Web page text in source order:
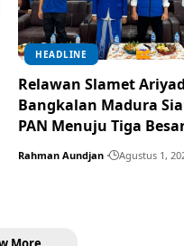
HEADLINE
Relawan Slamet
Bangkalan Madura
PAN Menuju Tiga
Rahman Aundjan Agustus 1,